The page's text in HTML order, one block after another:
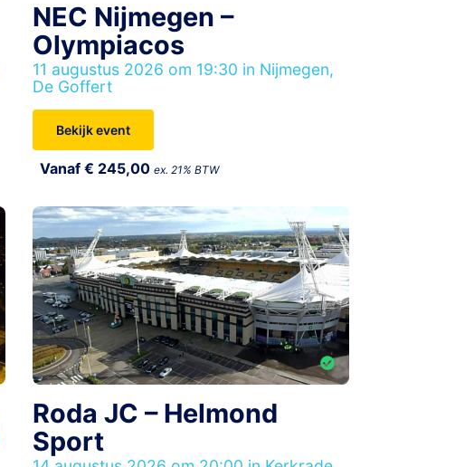
NEC Nijmegen –
Olympiacos
11 augustus 2026 om 19:30 in Nijmegen,
De Goffert
Bekijk event
Vanaf € 245,00 ex. 21% BTW
Roda JC – Helmond
Sport